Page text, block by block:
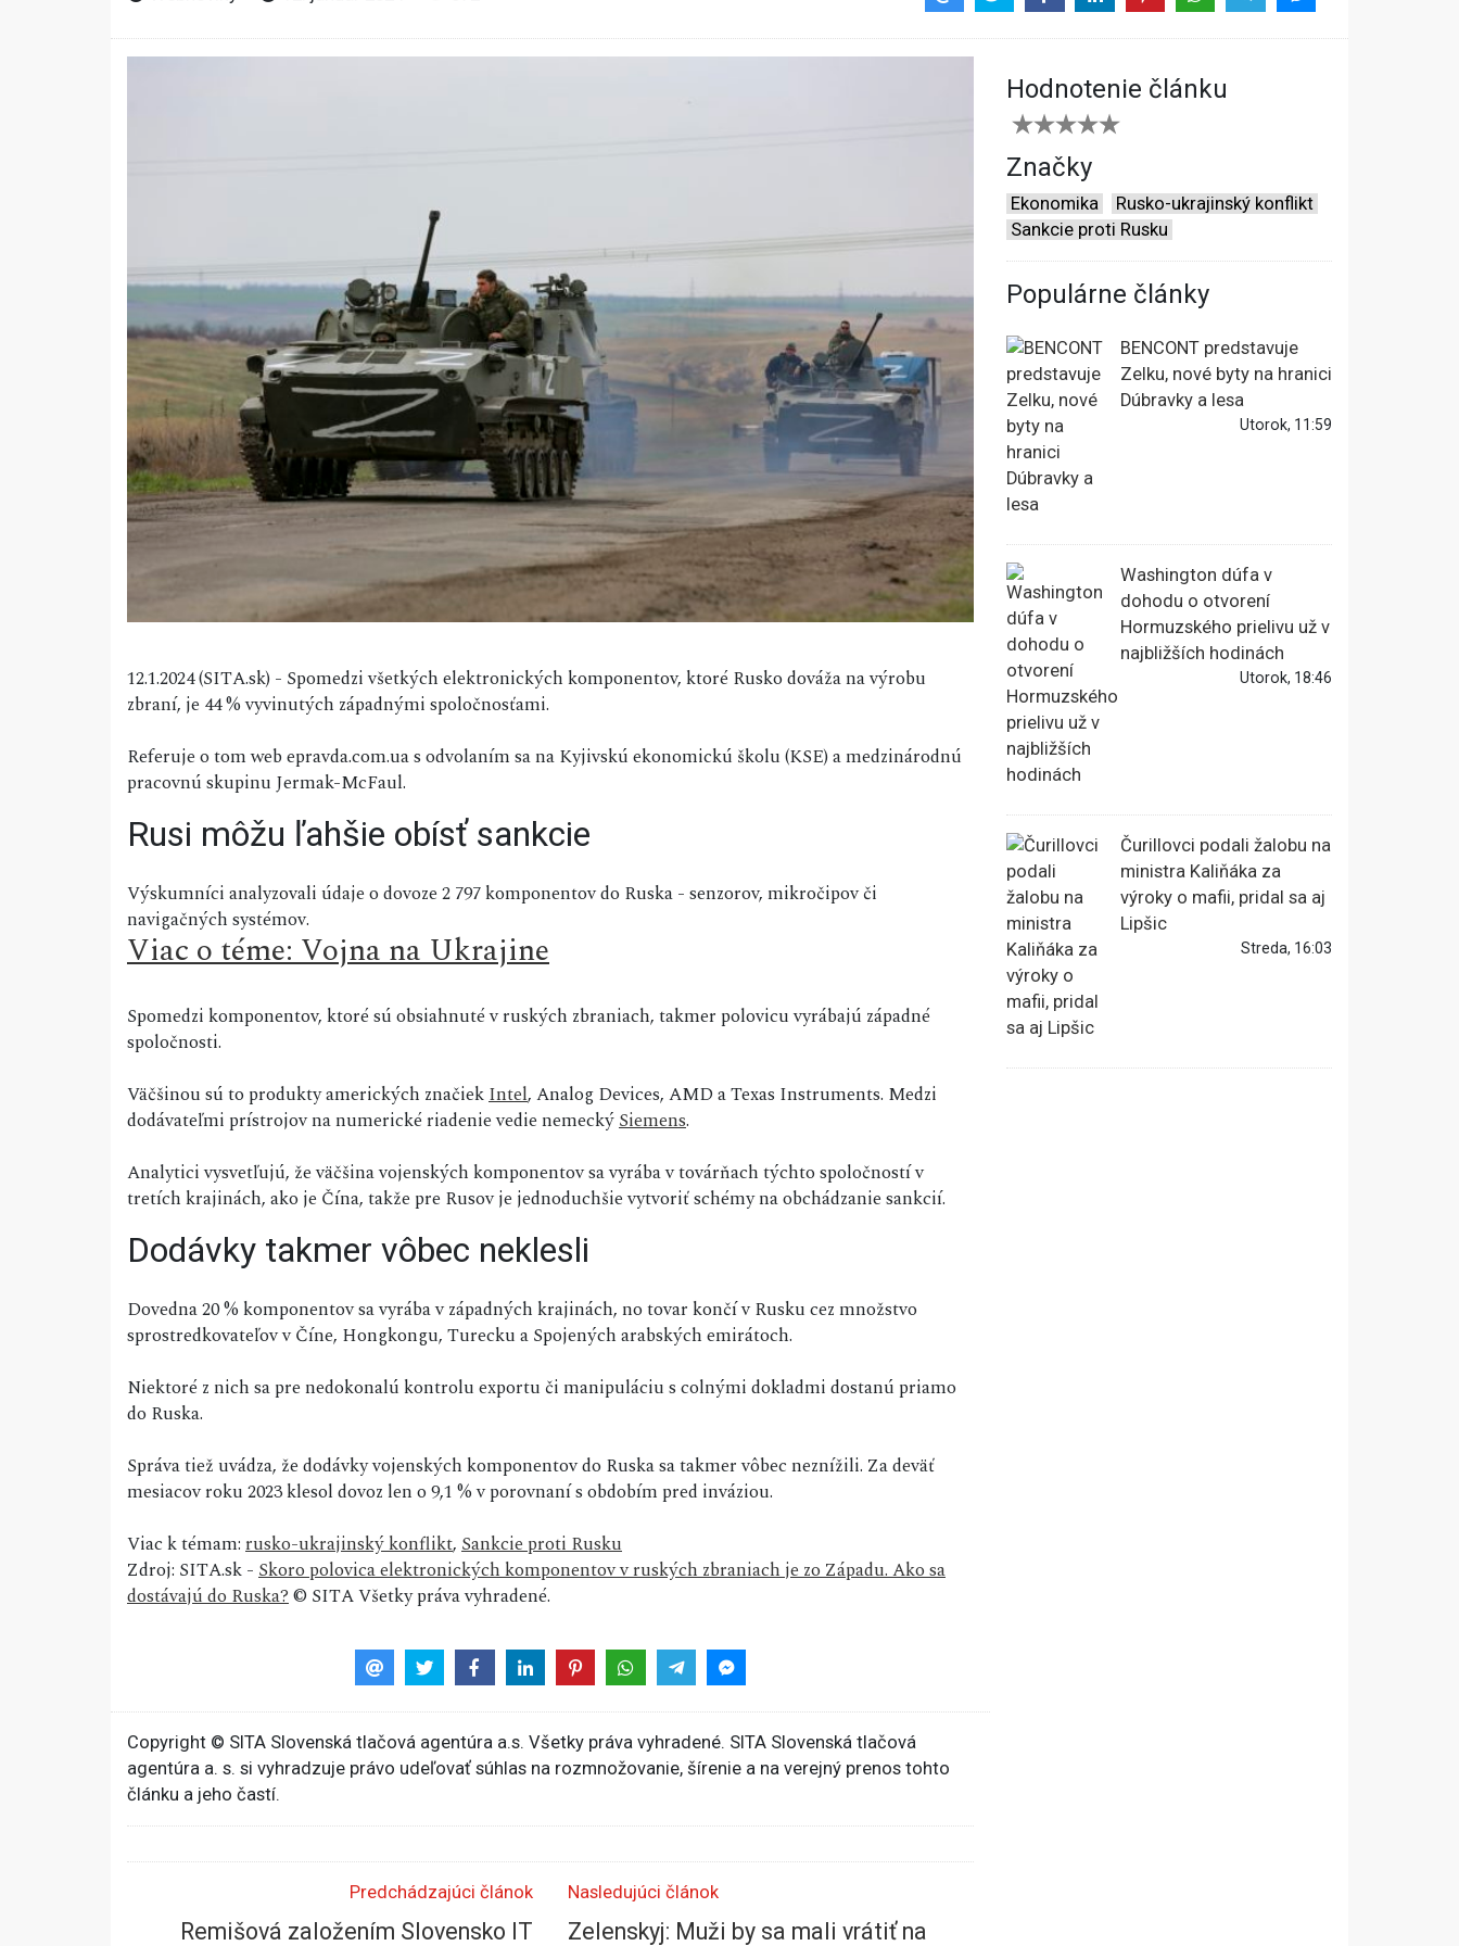
12.1.2024 (SITA.sk) - Spomedzi všetkých elektronických komponentov, ktoré Rusko dováža na výrobu
zbraní, je 44 % vyvinutých západnými spoločnosťami.
Referuje o tom web epravda.com.ua s odvolaním sa na Kyjivskú ekonomickú školu (KSE) a medzinárodnú
pracovnú skupinu Jermak-McFaul.
Rusi môžu ľahšie obísť sankcie
Výskumníci analyzovali údaje o dovoze 2 797 komponentov do Ruska - senzorov, mikročipov či
navigačných systémov.
Viac o téme: Vojna na Ukrajine
Spomedzi komponentov, ktoré sú obsiahnuté v ruských zbraniach, takmer polovicu vyrábajú západné
spoločnosti.
Väčšinou sú to produkty amerických značiekIntel, Analog Devices, AMD a Texas Instruments. Medzi
dodávateľmi prístrojov na numerické riadenie vedie nemeckýSiemens.
Analytici vysvetľujú, že väčšina vojenských komponentov sa vyrába v továrňach týchto spoločností v
tretích krajinách, ako je Čína, takže pre Rusov je jednoduchšie vytvoriť schémy na obchádzanie sankcií.
Dodávky takmer vôbec neklesli
Dovedna 20 % komponentov sa vyrába v západných krajinách, no tovar končí v Rusku cez množstvo
sprostredkovateľov v Číne, Hongkongu, Turecku a Spojených arabských emirátoch.
Niektoré z nich sa pre nedokonalú kontrolu exportu či manipuláciu s colnými dokladmi dostanú priamo
do Ruska.
Správa tiež uvádza, že dodávky vojenských komponentov do Ruska sa takmer vôbec neznížili. Za deväť
mesiacov roku 2023 klesol dovoz len o 9,1 % v porovnaní s obdobím pred inváziou.
Viac k témam:rusko-ukrajinský konflikt,Sankcie proti Rusku
Zdroj: SITA.sk -Skoro polovica elektronických komponentov v ruských zbraniach je zo Západu. Ako sa
dostávajú do Ruska?© SITA Všetky práva vyhradené.
Hodnotenie článku
Značky
Ekonomika
Rusko-ukrajinský konflikt
Sankcie proti Rusku
Populárne články
BENCONT predstavuje
Zelku, nové byty na hranici
Dúbravky a lesa
Utorok, 11:59
Washington dúfa v
dohodu o otvorení
Hormuzského prielivu už v
najbližších hodinách
Utorok, 18:46
Čurillovci podali žalobu na
ministra Kaliňáka za
výroky o mafii, pridal sa aj
Lipšic
Streda, 16:03
Copyright © SITA Slovenská tlačová agentúra a.s. Všetky práva vyhradené. SITA Slovenská tlačová
agentúra a. s. si vyhradzuje právo udeľovať súhlas na rozmnožovanie, šírenie a na verejný prenos tohto
článku a jeho častí.
Predchádzajúci článok
Remišová založením Slovensko IT
Nasledujúci článok
Zelenskyj: Muži by sa mali vrátiť na